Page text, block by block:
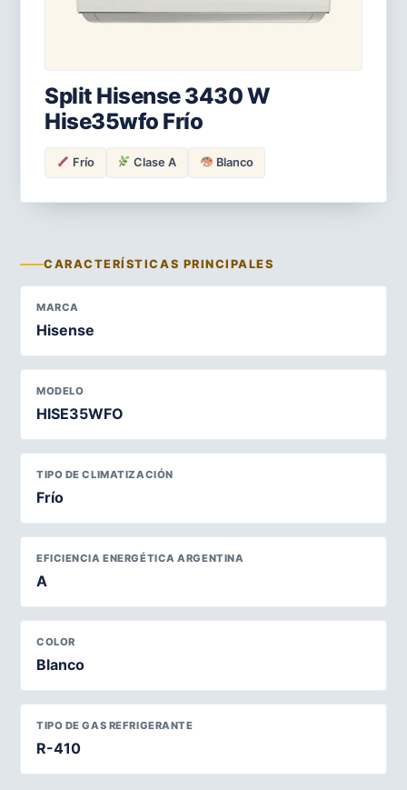
Split Hisense 3430 W
Hise35wfo Frío
Frío Clase A Blanco
CARACTERÍSTICAS PRINCIPALES
MARCA
Hisense
MODELO
HISE35WFO
TIPO DE CLIMATIZACIÓN
Frío
EFICIENCIA ENERGÉTICA ARGENTINA
A
COLOR
Blanco
TIPO DE GAS REFRIGERANTE
R-410